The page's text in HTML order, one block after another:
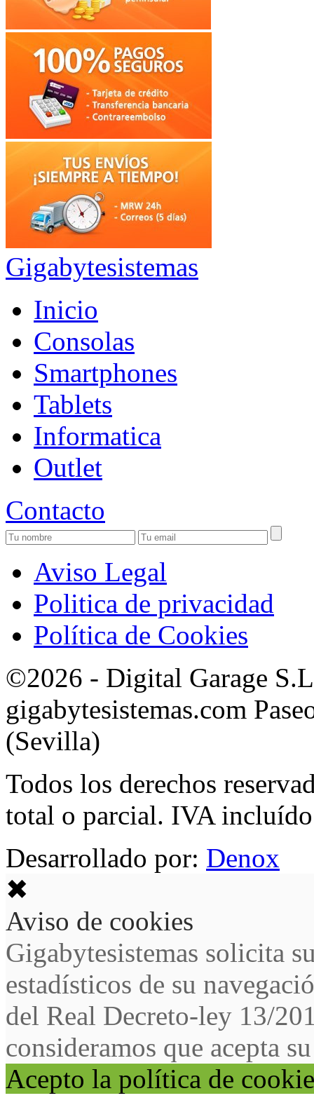
Gigabytesistemas
Inicio
Consolas
Smartphones
Tablets
Informatica
Outlet
Contacto
Aviso Legal
Politica de privacidad
Política de Cookies
©2026 - Digital Garage
gigabytesistemas.com
(Sevilla)
Todos los derechos
total o parcial. IVA
Desarrollado por: Denox
✖
Aviso de cookies
Gigabytesistemas solicita
estadísticos de su
del Real Decreto-ley 13/
consideramos que acepta
Acepto la política de